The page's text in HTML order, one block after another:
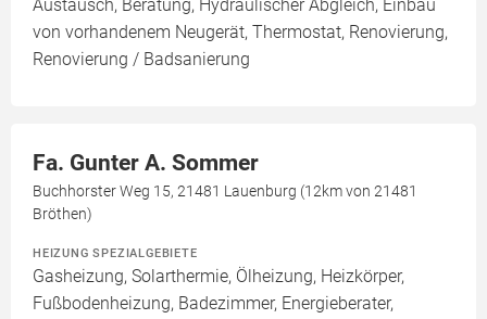
Austausch, Beratung, Hydraulischer Abgleich, Einbau
von vorhandenem Neugerät, Thermostat, Renovierung,
Renovierung / Badsanierung
Fa. Gunter A. Sommer
Buchhorster Weg 15, 21481 Lauenburg (12km von 21481
Bröthen)
HEIZUNG SPEZIALGEBIETE
Gasheizung, Solarthermie, Ölheizung, Heizkörper,
Fußbodenheizung, Badezimmer, Energieberater,